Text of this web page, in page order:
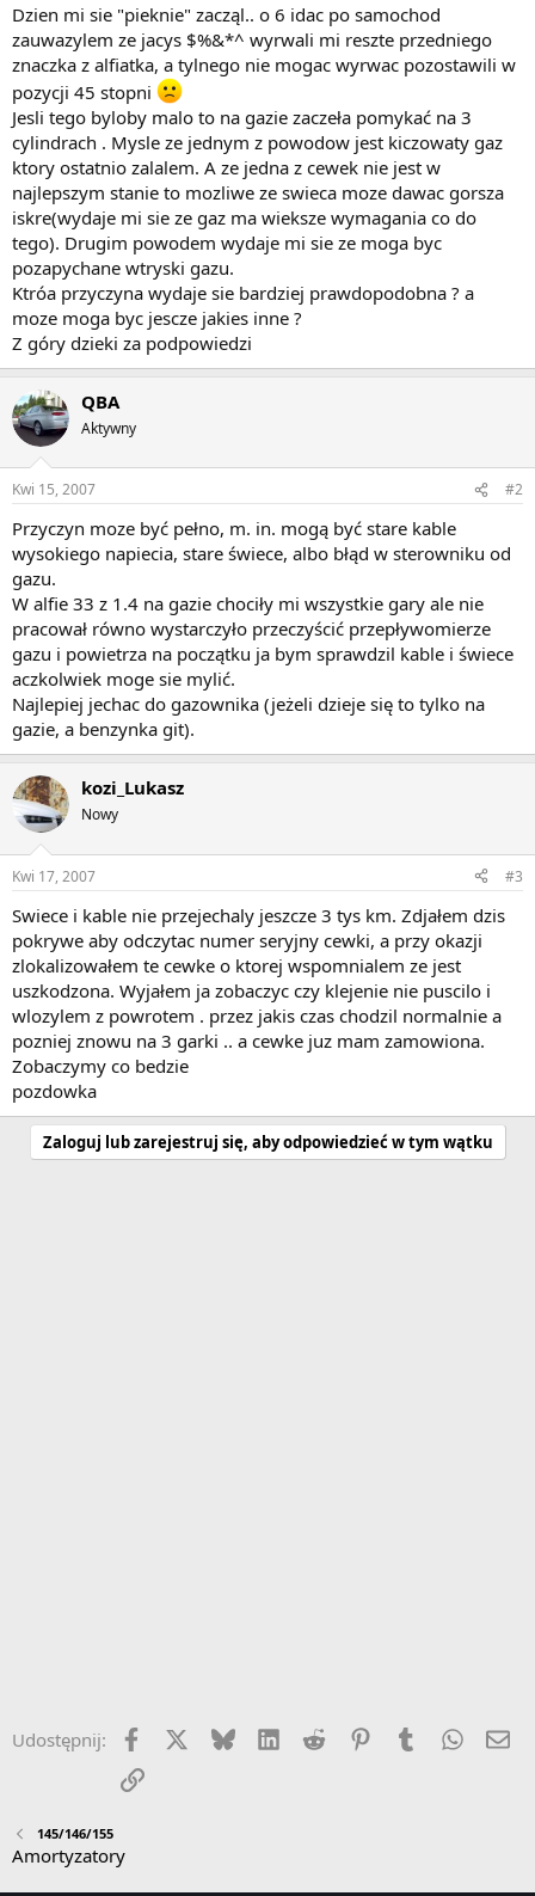
Dzien mi sie "pieknie" zacząl.. o 6 idac po samochod
zauwazylem ze jacys $%&*^ wyrwali mi reszte przedniego
znaczka z alfiatka, a tylnego nie mogac wyrwac pozostawili w
pozycji 45 stopni
Jesli tego byloby malo to na gazie zaczeła pomykać na 3
cylindrach . Mysle ze jednym z powodow jest kiczowaty gaz
ktory ostatnio zalalem. A ze jedna z cewek nie jest w
najlepszym stanie to mozliwe ze swieca moze dawac gorsza
iskre(wydaje mi sie ze gaz ma wieksze wymagania co do
tego). Drugim powodem wydaje mi sie ze moga byc
pozapychane wtryski gazu.
Ktróa przyczyna wydaje sie bardziej prawdopodobna ? a
moze moga byc jescze jakies inne ?
Z góry dzieki za podpowiedzi
QBA
Aktywny
Kwi 15, 2007 #2
Przyczyn moze być pełno, m. in. mogą być stare kable
wysokiego napiecia, stare świece, albo błąd w sterowniku od
gazu.
W alfie 33 z 1.4 na gazie chociły mi wszystkie gary ale nie
pracował równo wystarczyło przeczyścić przepływomierze
gazu i powietrza na początku ja bym sprawdzil kable i świece
aczkolwiek moge sie mylić.
Najlepiej jechac do gazownika (jeżeli dzieje się to tylko na
gazie, a benzynka git).
kozi_Lukasz
Nowy
Kwi 17, 2007 #3
Swiece i kable nie przejechaly jeszcze 3 tys km. Zdjałem dzis
pokrywe aby odczytac numer seryjny cewki, a przy okazji
zlokalizowałem te cewke o ktorej wspomnialem ze jest
uszkodzona. Wyjałem ja zobaczyc czy klejenie nie puscilo i
wlozylem z powrotem . przez jakis czas chodzil normalnie a
pozniej znowu na 3 garki .. a cewke juz mam zamowiona.
Zobaczymy co bedzie
pozdowka
Zaloguj lub zarejestruj się, aby odpowiedzieć w tym wątku
Udostępnij: Facebook Bluesky LinkedInReddit PinterestTumblr
Link
145/146/155
Amortyzatory